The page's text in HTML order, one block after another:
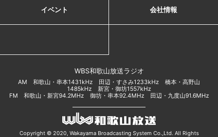
イベント 会社情報
WBS和歌山放送ラジオ
AM 和歌山・串本1431kHz 田辺・すさみ1233kHz 橋本・高野山
1485kHz 新宮・御坊1557kHz
FM 和歌山・新宮94.2MHz 御坊・串本92.4MHz 田辺・九度山91.6MHz
Copyright © 2020, Wakayama Broadcasting System Co.,Ltd. All Rights